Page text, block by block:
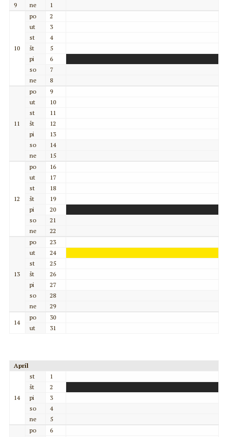
9
ne 1
10
po
2
ut
3
st
4
št
5
pi
6
so
7
ne
8
11
po
9
ut
10
st
11
št
12
pi
13
so
14
ne
15
12
po
16
ut
17
st
18
št
19
pi
20
so
21
ne
22
13
po
23
ut
24
st
25
št
26
pi
27
so
28
ne
29
14
po
30
ut
31
Apríl
14
st
1
št
2
pi
3
so
4
ne
5
po
6